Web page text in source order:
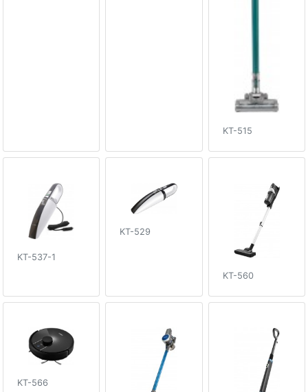
KT-515
KT-537-1
KT-529
KT-560
KT-566